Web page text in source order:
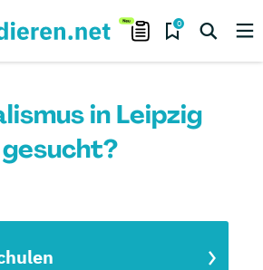
0
in Leipzig
gesucht?